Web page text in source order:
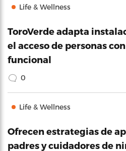
Life & Wellness
ToroVerde adapta
el acceso de personas
funcional
0
Life & Wellness
Ofrecen estrategias de
padres y cuidadores de